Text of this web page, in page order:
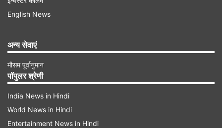
English News
अन्य सेवाएं
मौसम पूर्वानुमान
पॉपुलर श्रेणी
India News in Hindi
World News in Hindi
Entertainment News in Hindi